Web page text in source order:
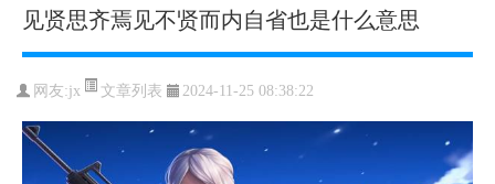
见贤思齐焉见不贤而内自省也是什么意思
网友:jx 文章列表 2024-11-25 08:38:22